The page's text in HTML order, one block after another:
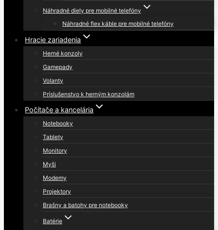
Náhradné diely pre mobilné telefóny
Náhradné flex káble pre mobilné telefóny
Hracie zariadenia
Herné konzoly
Gamepady
Volanty
Príslušenstvo k herným konzolám
Počítače a kancelária
Notebooky
Tablety
Monitory
Myši
Modemy
Projektory
Brašny a batohy pre notebooky
Batérie